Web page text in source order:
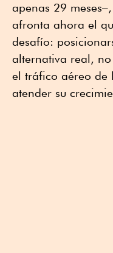
apenas 29
afronta ahora el
desafío:
alternativa real,
el tráfico aéreo de
atender su